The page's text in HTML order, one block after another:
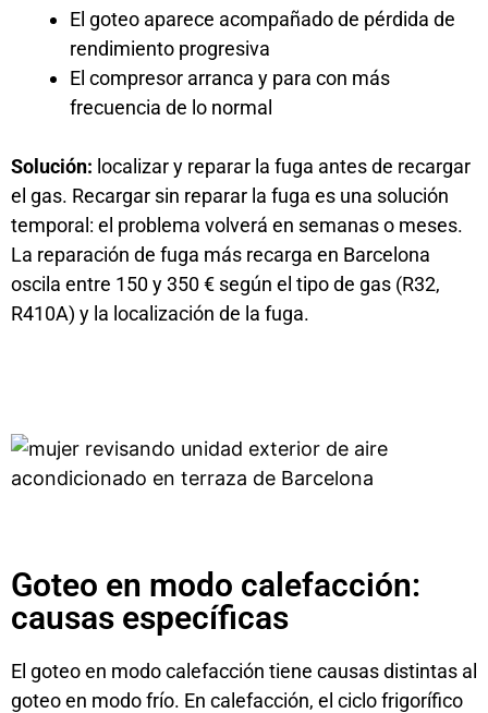
El goteo aparece acompañado de pérdida de
rendimiento progresiva
El compresor arranca y para con más
frecuencia de lo normal
Solución: localizar y reparar la fuga antes de recargar
el gas. Recargar sin reparar la fuga es una solución
temporal: el problema volverá en semanas o meses.
La reparación de fuga más recarga en Barcelona
oscila entre 150 y 350 € según el tipo de gas (R32,
R410A) y la localización de la fuga.
Goteo en modo calefacción:
causas específicas
El goteo en modo calefacción tiene causas distintas al
goteo en modo frío. En calefacción, el ciclo frigorífico